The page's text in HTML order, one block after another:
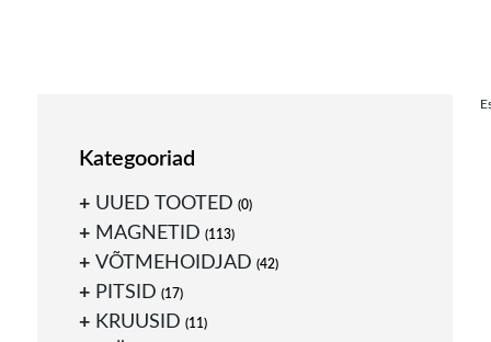
Kategooriad
UUED TOOTED (0)
MAGNETID (113)
VÕTMEHOIDJAD (42)
PITSID (17)
KRUUSID (11)